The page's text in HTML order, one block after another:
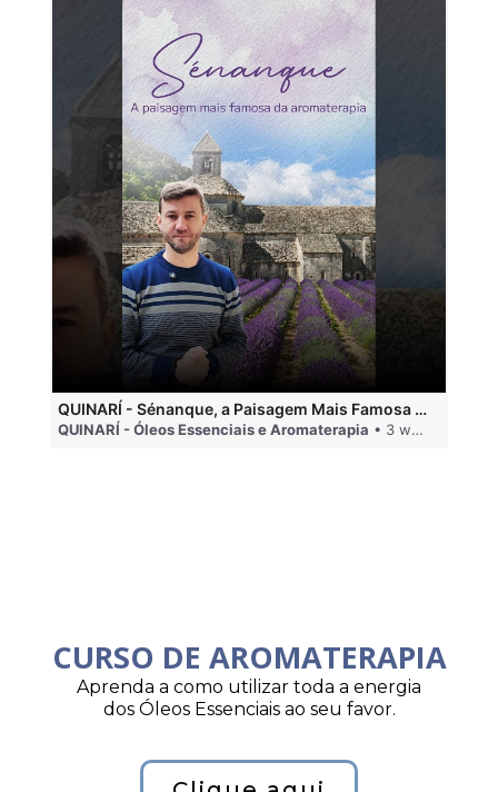
QUINARÍ - Sénanque, a Paisagem Mais Famosa da Aromaterapia
QUINARÍ - Óleos Essenciais e Aromaterapia • 3 weeks ago
CURSO DE AROMATERAPIA
Aprenda a como utilizar toda a energia
dos Óleos Essenciais ao seu favor.